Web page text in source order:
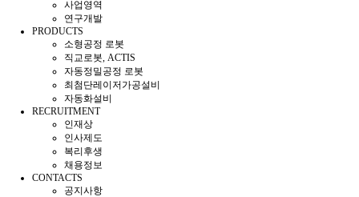
사업영역
연구개발
PRODUCTS
소형공정 로봇
직교로봇, ACTIS
자동정밀공정 로봇
최첨단레이저가공설비
자동화설비
RECRUITMENT
인재상
인사제도
복리후생
채용정보
CONTACTS
공지사항